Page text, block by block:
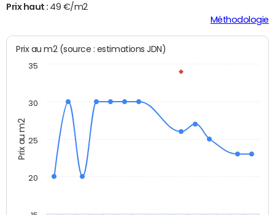
Prix haut : 49 €/m2
Méthodologie
Prix au m2
Prix au m2 (source : estimations JDN)
20
25
30
35